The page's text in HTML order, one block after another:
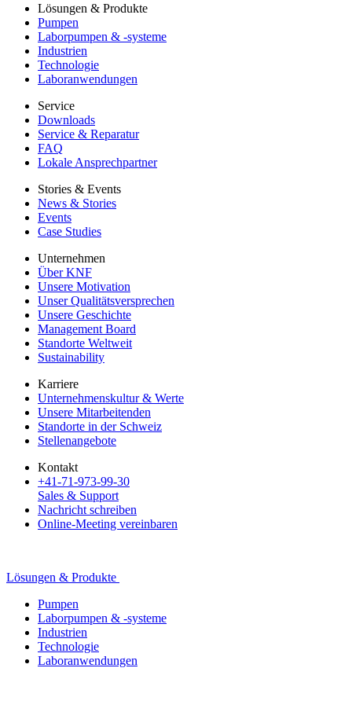
Lösungen & Produkte
Pumpen
Laborpumpen & -systeme
Industrien
Technologie
Laboranwendungen
Service
Downloads
Service & Reparatur
FAQ
Lokale Ansprechpartner
Stories & Events
News & Stories
Events
Case Studies
Unternehmen
Über KNF
Unsere Motivation
Unser Qualitätsversprechen
Unsere Geschichte
Management Board
Standorte Weltweit
Sustainability
Karriere
Unternehmenskultur & Werte
Unsere Mitarbeitenden
Standorte in der Schweiz
Stellenangebote
Kontakt
+41-71-973-99-30
Sales & Support
Nachricht schreiben
Online-Meeting vereinbaren
Lösungen & Produkte
Pumpen
Laborpumpen & -systeme
Industrien
Technologie
Laboranwendungen